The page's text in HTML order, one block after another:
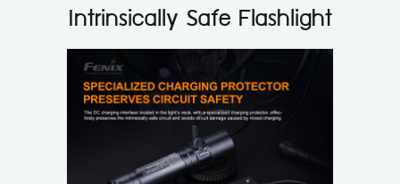
แผนกสินค้า
บัญชีผู้ใช้
ติดต่อเรา
แจ้งชำระเงิน
Intrinsically Safe Flashlight